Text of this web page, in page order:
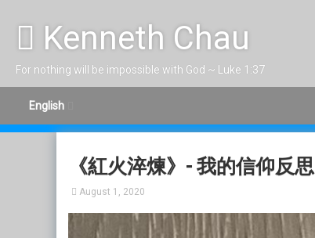
Kenneth Chau
For nothing will be impossible with God ~ Luke 1:37
English
《紅火淬煉》- 我的信仰反思
August 1, 2020